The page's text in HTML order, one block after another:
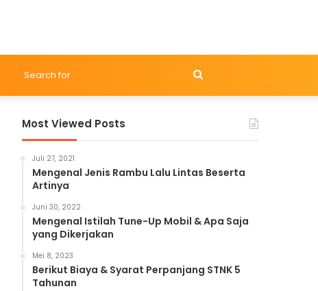
Search
Most Viewed Posts
Juli 27, 2021
Mengenal Jenis Rambu Lalu Lintas Beserta
Artinya
Juni 30, 2022
Mengenal Istilah Tune-Up Mobil & Apa Saja
yang Dikerjakan
Mei 8, 2023
Berikut Biaya & Syarat Perpanjang STNK 5
Tahunan